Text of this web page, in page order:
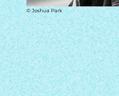
© Joshua Park